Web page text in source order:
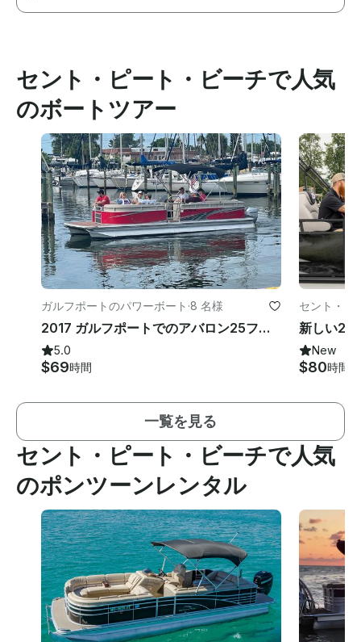
セント・ピート・ビーチで人気
のボートツアー
ガルフポートのパワーボート ·8 名様
2017 ガルフポートでのアバロン25フィートポンツーンボートレンタル
5.0
$69時間
セント・ピ
ート
New
$80時間
一覧を見る
セント・ピート・ビーチで人気
のポンツーンレンタル